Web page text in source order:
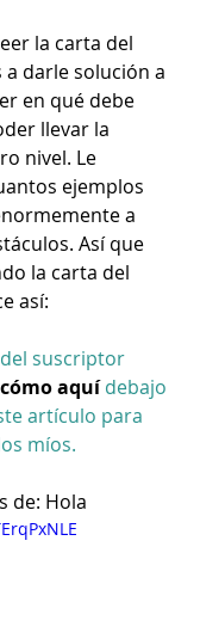
darle solución a
en qué debe
llevar la
nivel. Le
ejemplos
a
Así que
la carta del
así:
suscriptor
aquí debajo
artículo para
míos.
de: Hola